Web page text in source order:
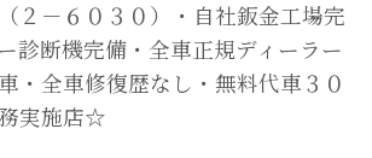
２－６０３０）・自社鈑金工場完
診断機完備・全車正規ディーラー
・全車修復歴なし・無料代車３０
実施店☆